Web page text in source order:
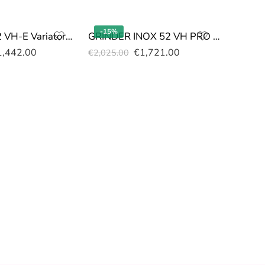
GRINDER 52 VH-E Variatore Avviamento elettrico -15% GRINDER INOX 52 VH PRO HONDA GXV160
€2,025.00 €1,721.00